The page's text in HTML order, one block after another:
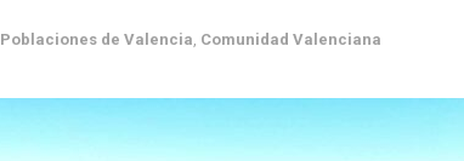
Poblaciones de Valencia Comunidad Valenciana